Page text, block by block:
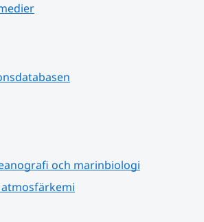
och marinbiologi